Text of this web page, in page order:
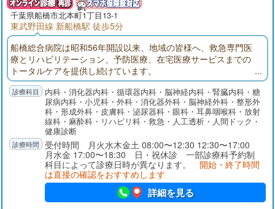
千葉県船橋市北本町1丁目13-1
東武野田線 新船橋駅 徒歩5分
船橋総合病院は昭和56年開設以来、地域の皆様へ、救急専門医
療とリハビリテーション、予防医療、在宅医療サービスまでの
トータルケアを提供し続けています。
内科・消化器内科・循環器内科・脳神経内科・腎臓内科・糖
尿病内科・小児科・外科・消化器外科・脳神経外科・整形外
科・形成外科・皮膚科・泌尿器科・眼科・耳鼻咽喉科・放射
線科・麻酔科・リハビリ科・救急・人工透析・人間ドック・
健康診断
受付時間 月火水木金土 08:00〜12:30 12:30〜17:00
月水金 17:00〜18:30 日・祝休診 一部診療科予約制
科目によって診療日時が異なります。 開始・終了時間
は直接の確認をおすすめします
詳細を見る